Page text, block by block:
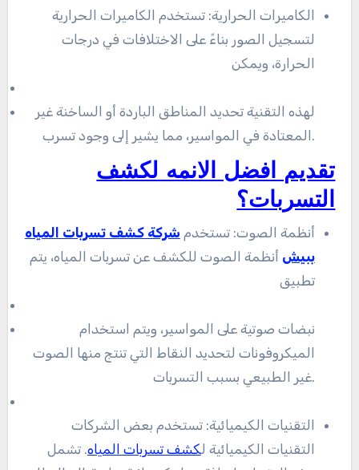
الكاميرات الحرارية: تستخدم الكاميرات الحرارية
لتسجيل الصور بناءً على الاختلافات في درجات
الحرارة، ويمكن
لهذه التقنية تحديد المناطق الباردة أو الساخنة غير
المعتادة في المواسير، مما يشير إلى وجود تسرب.
تقديم افضل الانمه لكشف
التسربات؟
أنظمة الصوت: تستخدم شركة كشف تسربات المياه
ببيش أنظمة الصوت للكشف عن تسربات المياه، يتم
تطبيق
نبضات صوتية على المواسير، ويتم استخدام
الميكروفونات لتحديد النقاط التي تنتج منها الصوت
غير الطبيعي بسبب التسربات.
التقنيات الكيميائية: تستخدم بعض الشركات
التقنيات الكيميائية لكشف تسربات المياه. تشمل